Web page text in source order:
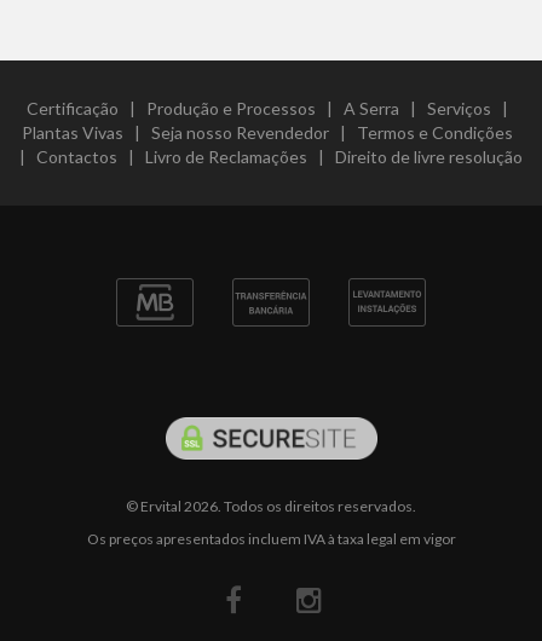
Certificação | Produção e Processos | A Serra | Serviços |
Plantas Vivas | Seja nosso Revendedor | Termos e Condições
| Contactos | Livro de Reclamações | Direito de livre resolução
© Ervital 2026. Todos os direitos reservados.
Os preços apresentados incluem IVA à taxa legal em vigor